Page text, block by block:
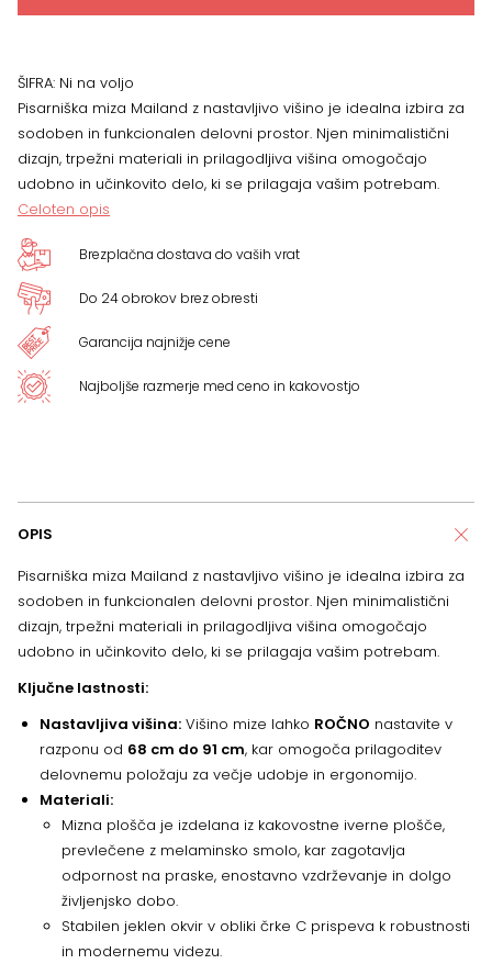
VEČ
količina
ŠIFRA: Ni na voljo
Pisarniška miza Mailand z nastavljivo višino je idealna izbira za
sodoben in funkcionalen delovni prostor. Njen minimalistični
dizajn, trpežni materiali in prilagodljiva višina omogočajo
udobno in učinkovito delo, ki se prilagaja vašim potrebam.
Celoten opis
Brezplačna dostava do vaših vrat
Do 24 obrokov brez obresti
Garancija najnižje cene
Najboljše razmerje med ceno in kakovostjo
OPIS
Pisarniška miza Mailand z nastavljivo višino je idealna izbira za
sodoben in funkcionalen delovni prostor. Njen minimalistični
dizajn, trpežni materiali in prilagodljiva višina omogočajo
udobno in učinkovito delo, ki se prilagaja vašim potrebam.
Ključne lastnosti:
Nastavljiva višina: Višino mize lahko ROČNO nastavite v
razponu od 68 cm do 91 cm, kar omogoča prilagoditev
delovnemu položaju za večje udobje in ergonomijo.
Materiali:
Mizna plošča je izdelana iz kakovostne iverne plošče,
prevlečene z melaminsko smolo, kar zagotavlja
odpornost na praske, enostavno vzdrževanje in dolgo
življenjsko dobo.
Stabilen jeklen okvir v obliki črke C prispeva k robustnosti
in modernemu videzu.